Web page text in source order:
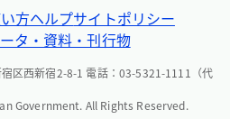
方ヘルプサイトポリシー
タ・資料・刊行物
区西新宿2-8-1 電話：03-5321-1111（代
Government. All Rights Reserved.